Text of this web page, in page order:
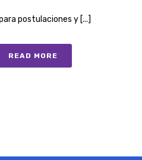
postulaciones y [...]
READ MORE